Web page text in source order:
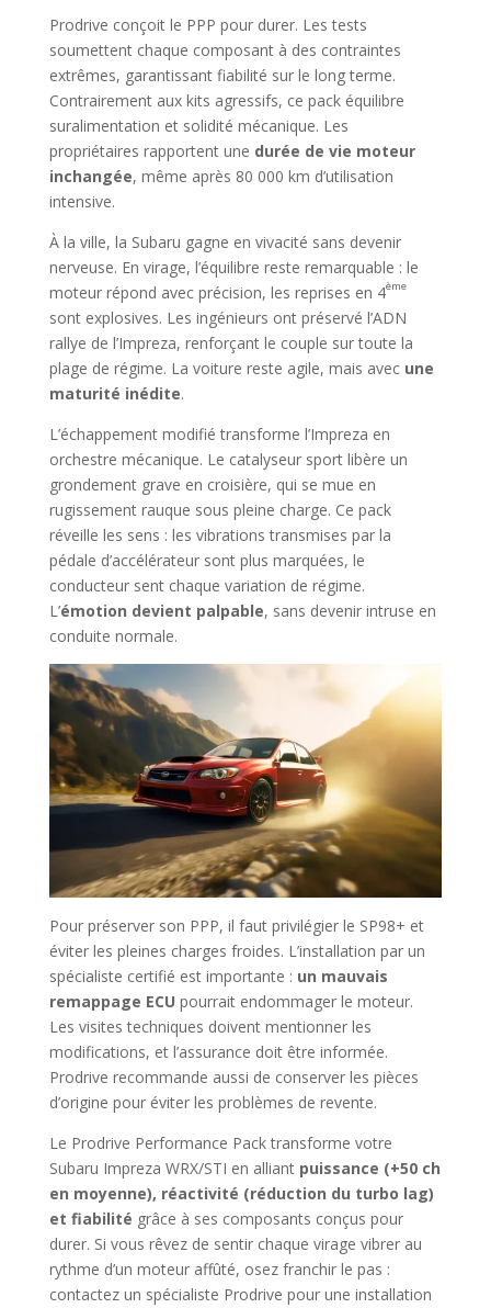
Prodrive conçoit le PPP pour durer. Les tests
soumettent chaque composant à des contraintes
extrêmes, garantissant fiabilité sur le long terme.
Contrairement aux kits agressifs, ce pack équilibre
suralimentation et solidité mécanique. Les
propriétaires rapportent une durée de vie moteur
inchangée, même après 80 000 km d’utilisation
intensive.
À la ville, la Subaru gagne en vivacité sans devenir
nerveuse. En virage, l’équilibre reste remarquable : le
moteur répond avec précision, les reprises en 4ème
sont explosives. Les ingénieurs ont préservé l’ADN
rallye de l’Impreza, renforçant le couple sur toute la
plage de régime. La voiture reste agile, mais avec une
maturité inédite.
L’échappement modifié transforme l’Impreza en
orchestre mécanique. Le catalyseur sport libère un
grondement grave en croisière, qui se mue en
rugissement rauque sous pleine charge. Ce pack
réveille les sens : les vibrations transmises par la
pédale d’accélérateur sont plus marquées, le
conducteur sent chaque variation de régime.
L’émotion devient palpable, sans devenir intruse en
conduite normale.
Pour préserver son PPP, il faut privilégier le SP98+ et
éviter les pleines charges froides. L’installation par un
spécialiste certifié est importante : un mauvais
remappage ECU pourrait endommager le moteur.
Les visites techniques doivent mentionner les
modifications, et l’assurance doit être informée.
Prodrive recommande aussi de conserver les pièces
d’origine pour éviter les problèmes de revente.
Le Prodrive Performance Pack transforme votre
Subaru Impreza WRX/STI en alliant puissance (+50 ch
en moyenne), réactivité (réduction du turbo lag)
et fiabilité grâce à ses composants conçus pour
durer. Si vous rêvez de sentir chaque virage vibrer au
rythme d’un moteur affûté, osez franchir le pas :
contactez un spécialiste Prodrive pour une installation